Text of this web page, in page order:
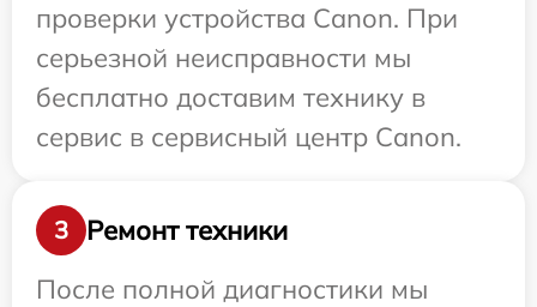
проверки устройства Canon. При
серьезной неисправности мы
бесплатно доставим технику в
сервис в сервисный центр Canon.
3
Ремонт техники
После полной диагностики мы